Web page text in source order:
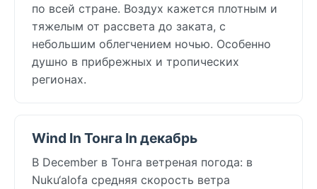
по всей стране. Воздух кажется плотным и
тяжелым от рассвета до заката, с
небольшим облегчением ночью. Особенно
душно в прибрежных и тропических
регионах.
Wind In Тонга In декабрь
В December в Тонга ветреная погода: в
Nuku‘alofa средняя скорость ветра